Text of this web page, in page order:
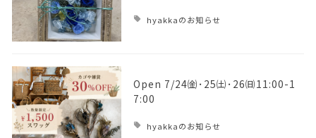
hyakkaのお知らせ
Open 7/24㈮･25㈯･26㈰11:00-1
7:00
hyakkaのお知らせ